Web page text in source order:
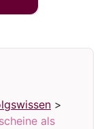
>
als